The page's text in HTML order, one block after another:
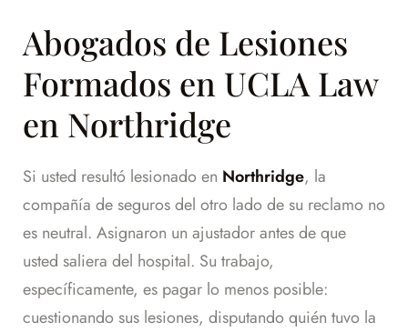
Abogados de Lesiones
Formados en UCLA Law
en Northridge
Si usted resultó lesionado en Northridge, la
compañía de seguros del otro lado de su reclamo no
es neutral. Asignaron un ajustador antes de que
usted saliera del hospital. Su trabajo,
específicamente, es pagar lo menos posible:
cuestionando sus lesiones, disputando quién tuvo la